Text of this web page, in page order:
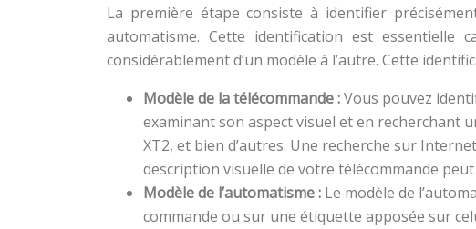
La première étape consiste à identifier
automatisme. Cette identification est essentielle
considérablement d’un modèle à l’autre. Cette
Modèle de la télécommande :Vous pouvez
examinant son aspect visuel et en recherchant
XT2, et bien d’autres. Une recherche sur
description visuelle de votre télécommande
Modèle de l’automatisme : Le modèle de
commande ou sur une étiquette apposée sur